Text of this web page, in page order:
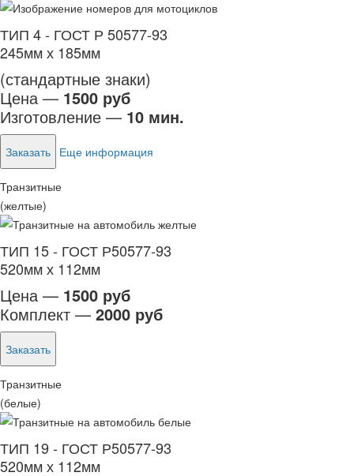
ТИП 4 - ГОСТ Р 50577-93
245мм х 185мм
(стандартные знаки)
Цена — 1500 руб
Изготовление — 10 мин.
Заказать Еще информация
Транзитные
(желтые)
ТИП 15 - ГОСТ Р50577-93
520мм х 112мм
Цена — 1500 руб
Комплект — 2000 руб
Заказать
Транзитные
(белые)
ТИП 19 - ГОСТ Р50577-93
520мм х 112мм